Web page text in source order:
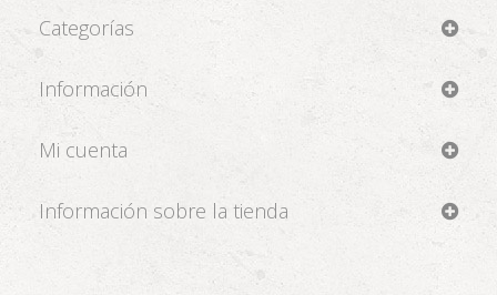
Categorías
Información
Mi cuenta
Información sobre la tienda